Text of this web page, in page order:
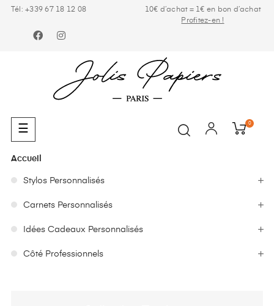
Tél: +339 67 18 12 08
10€ d’achat = 1€ en bon d’achat
Profitez-en !
Facebook
0
Basculer
la
navigation
☰
Accueil
Stylos Personnalisés
Carnets Personnalisés
Idées Cadeaux Personnalisés
Côté Professionnels